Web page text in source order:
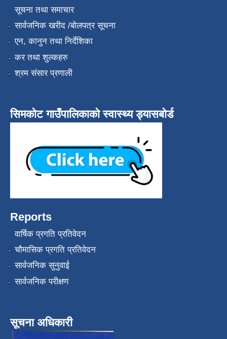
सूचना तथा समाचार
सार्वजनिक खरीद /बोलपत्र सूचना
एन, कानुन तथा निर्देशिका
कर तथा शुल्कहरु
श्रम संसार प्रणाली
सिमकोट गाउँपालिकाको स्वास्थ्य ड्यासबोर्ड
Reports
वार्षिक प्रगति प्रतिवेदन
चौमासिक प्रगति प्रतिवेदन
सार्वजनिक सुनुवाई
सार्वजनिक परीक्षण
सूचना अधिकारी